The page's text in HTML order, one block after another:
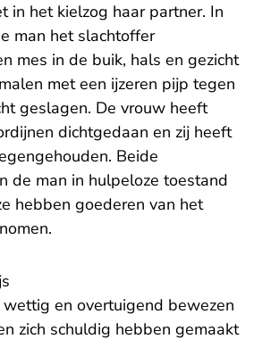
in het kielzog haar partner. In
man het slachtoffer
mes in de buik, hals en gezicht
met een ijzeren pijp tegen
geslagen. De vrouw heeft
dichtgedaan en zij heeft
Beide
de man in hulpeloze toestand
hebben goederen van het
wettig en overtuigend bewezen
zich schuldig hebben gemaakt